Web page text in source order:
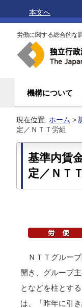
本文へ
労働に関する総合的な
機構について
現在位置: ホーム >
定／ＮＴＴ労組
基準内賃
定／ＮＴ
ＮＴＴグルー
開き、グループ
となどを柱とす
は、「昨年に引